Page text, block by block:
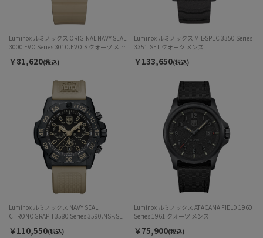
Luminox ルミノックス ORIGINAL NAVY SEAL
3000 EVO Series 3010.EVO.S クォーツ メン
￥81,620(税込)
Luminox ルミノックス MIL-SPEC 3350 Series
3351.SET クォーツ メンズ
￥133,650(税込)
Luminox ルミノックス NAVY SEAL
CHRONOGRAPH 3580 Series 3590.NSF.SET
￥110,550(税込)
Luminox ルミノックス ATACAMA FIELD 1960
Series 1961 クォーツ メンズ
￥75,900(税込)